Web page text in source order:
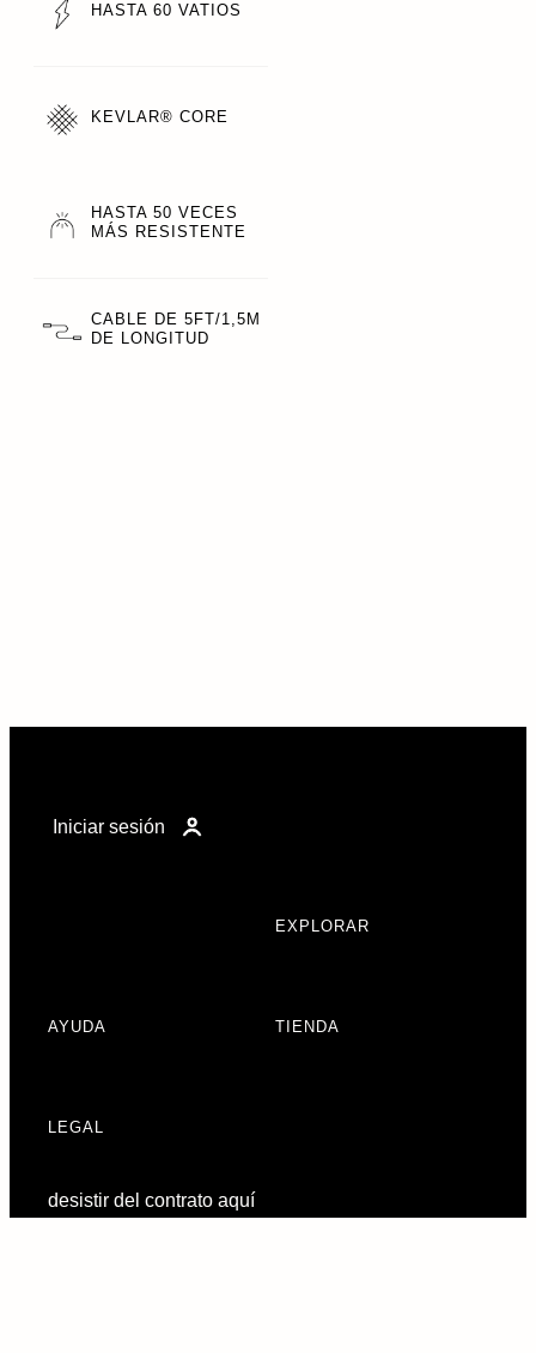
HASTA 60 VATIOS
KEVLAR® CORE
HASTA 50 VECES
MÁS RESISTENTE
CABLE DE 5FT/1,5M
DE LONGITUD
Iniciar sesión
EXPLORAR
AYUDA TIENDA
LEGAL
desistir del contrato aquí